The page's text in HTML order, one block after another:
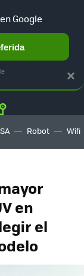
Twitter
Robot Wifi
en
el
×
Google